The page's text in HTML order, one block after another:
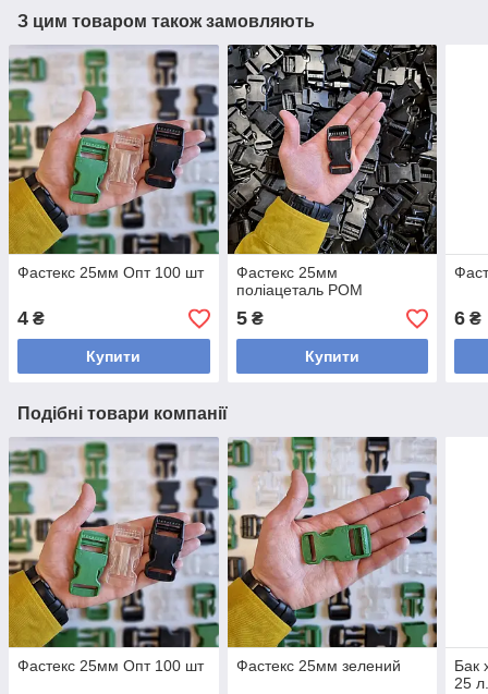
З цим товаром також замовляють
Фастекс 25мм Опт 100 шт
4 ₴
Купити
Фастекс 25мм
поліацеталь POM
5₴
Купити
6 ₴
Подібні товари компанії
Фастекс 25мм Опт 100 шт Фастекс 25мм зелений
Бак
25